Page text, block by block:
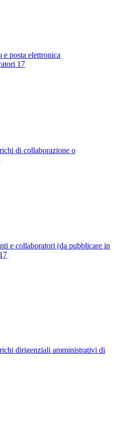
e posta elettronica
17
di collaborazione o
e collaboratori (da pubblicare in
17
dirigenziali amministrativi di